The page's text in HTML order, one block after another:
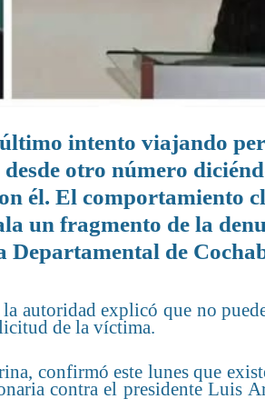
intento viajando
otro número
él. El comportamiento
un fragmento de la
Departamental de
autoridad explicó que no
de la víctima.
confirmó este lunes que
contra el presidente Luis